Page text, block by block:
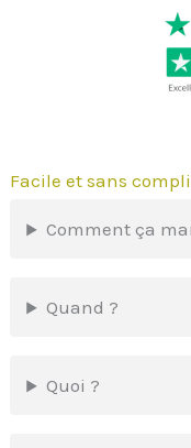
Facile et sans
Comment ça
Quand ?
Quoi ?